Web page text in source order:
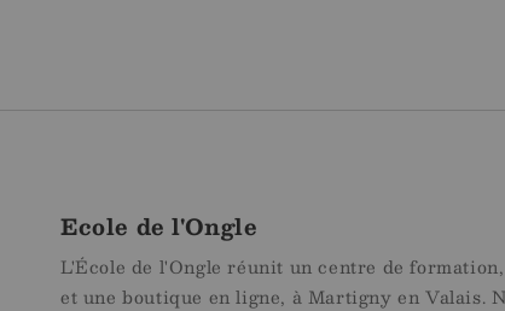
Ecole de l'Ongle
L'École de l'Ongle réunit un centre de
et une boutique en ligne, à Martigny en Valais.